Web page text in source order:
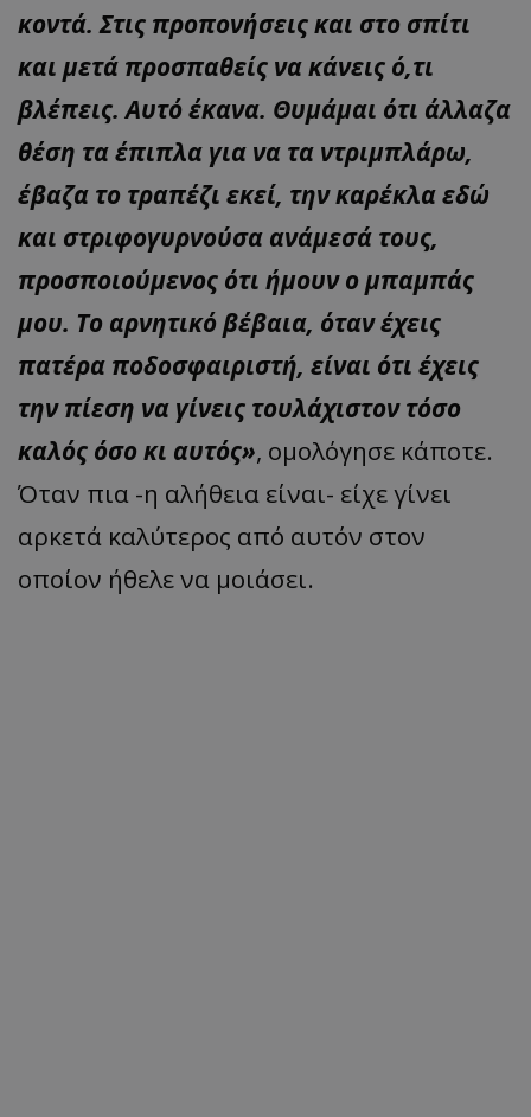
κοντά. Στις προπονήσεις και στο σπίτι
και μετά προσπαθείς να κάνεις ό,τι
βλέπεις. Αυτό έκανα. Θυμάμαι ότι άλλαζα
θέση τα έπιπλα για να τα ντριμπλάρω,
έβαζα το τραπέζι εκεί, την καρέκλα εδώ
και στριφογυρνούσα ανάμεσά τους,
προσποιούμενος ότι ήμουν ο μπαμπάς
μου. Το αρνητικό βέβαια, όταν έχεις
πατέρα ποδοσφαιριστή, είναι ότι έχεις
την πίεση να γίνεις τουλάχιστον τόσο
καλός όσο κι αυτός», ομολόγησε κάποτε.
Όταν πια -η αλήθεια είναι- είχε γίνει
αρκετά καλύτερος από αυτόν στον
οποίον ήθελε να μοιάσει.